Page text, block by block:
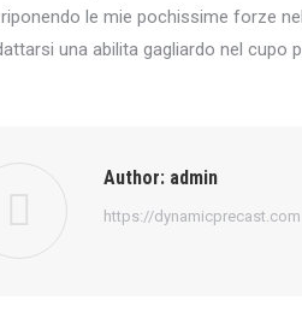
le mie pochissime forze
una abilita gagliardo nel cupo
Author: admin
https://dynamicprecast.com